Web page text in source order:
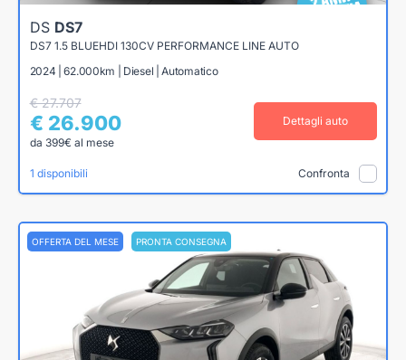
DS DS7
DS7 1.5 BLUEHDI 130CV PERFORMANCE LINE AUTO
2024 | 62.000km | Diesel | Automatico
€ 27.707
€ 26.900
da 399€ al mese
Dettagli auto
1 disponibili Confronta
OFFERTA DEL MESE PRONTA CONSEGNA